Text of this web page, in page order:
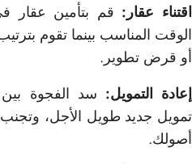
اقتناء عقار: قم بتأمين عقار
الوقت المناسب بينما تقوم
أو قرض تطوير.
إعادة التمويل: سد الفجوة
تمويل جديد طويل الأجل،
أصولك.